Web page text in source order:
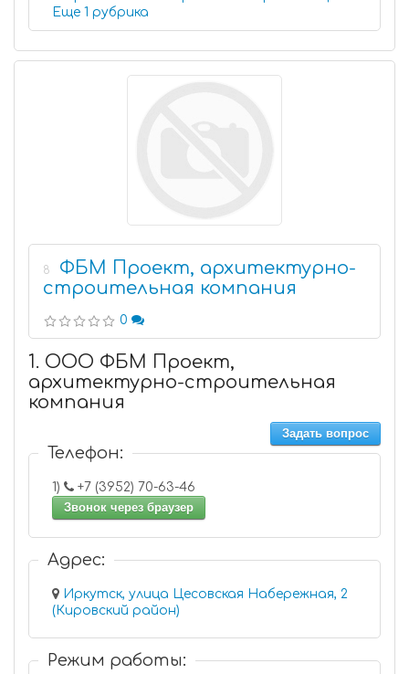
Еще 1 рубрика
8
ФБМ Проект, архитектурно-
строительная компания
0
1. ООО ФБМ Проект,
архитектурно-строительная
компания
Задать вопрос
Телефон:
1)
+7 (3952) 70-63-46
Звонок через браузер
Адрес:
Иркутск, улица Цесовская Набережная, 2
(Кировский район)
Режим работы: